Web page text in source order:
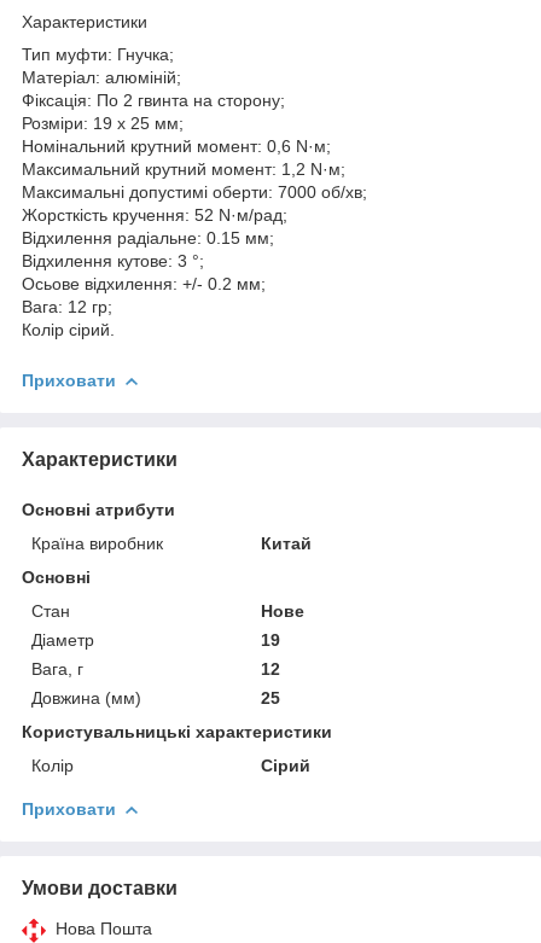
Характеристики
Тип муфти: Гнучка;
Матеріал: алюміній;
Фіксація: По 2 гвинта на сторону;
Розміри: 19 х 25 мм;
Номінальний крутний момент: 0,6 N·м;
Максимальний крутний момент: 1,2 N·м;
Максимальні допустимі оберти: 7000 об/хв;
Жорсткість кручення: 52 N·м/рад;
Відхилення радіальне: 0.15 мм;
Відхилення кутове: 3 °;
Осьове відхилення: +/- 0.2 мм;
Вага: 12 гр;
Колір сірий.
Приховати
Характеристики
Основні атрибути
Країна виробник
Китай
Основні
Стан
Нове
Діаметр
19
Вага, г
12
Довжина (мм)
25
Користувальницькі характеристики
Колір
Сірий
Приховати
Умови доставки
Нова Пошта